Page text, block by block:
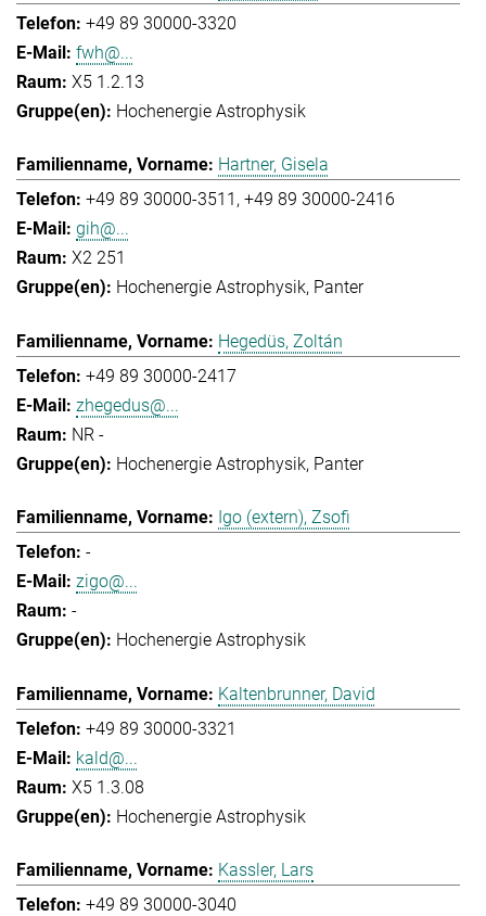
+49 89 30000-3320
fwh@...
X5 1.2.13
Hochenergie Astrophysik
Hartner, Gisela
+49 89 30000-3511 +49 89 30000-2416
gih@...
X2 251
Hochenergie Astrophysik Panter
Hegedüs, Zoltán
+49 89 30000-2417
zhegedus@...
NR -
Hochenergie Astrophysik Panter
Igo (extern), Zsofi
-
zigo@...
-
Hochenergie Astrophysik
Kaltenbrunner, David
+49 89 30000-3321
kald@...
X5 1.3.08
Hochenergie Astrophysik
Kassler, Lars
+49 89 30000-3040